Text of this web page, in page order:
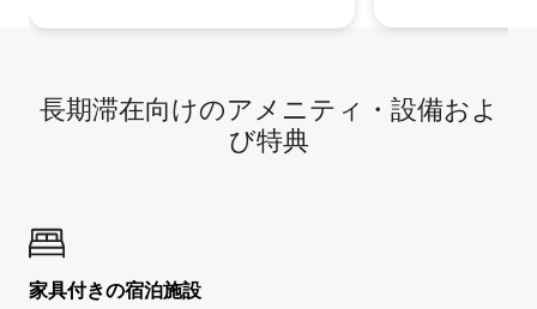
長期滞在向け⁠のア⁠メ⁠ニ⁠テ⁠ィ⁠・設⁠備⁠およ
び特⁠典
家具付き⁠の宿⁠泊⁠施⁠設